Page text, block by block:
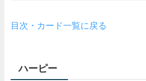
目次・カード一覧に戻る
ハーピー